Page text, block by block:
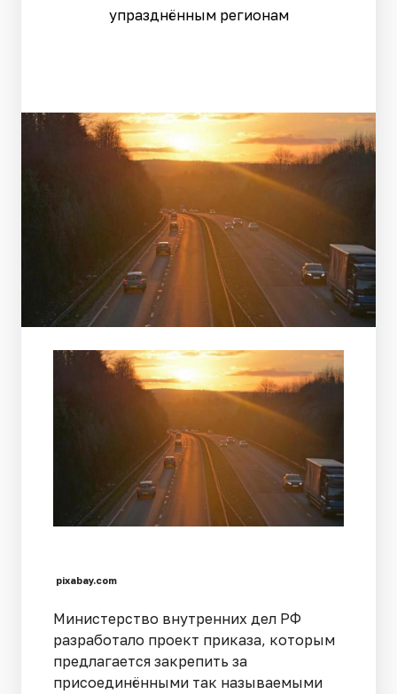
упразднённым регионам
pixabay.com
Министерство внутренних дел РФ
разработало проект приказа, которым
предлагается закрепить за
присоединёнными так называемыми